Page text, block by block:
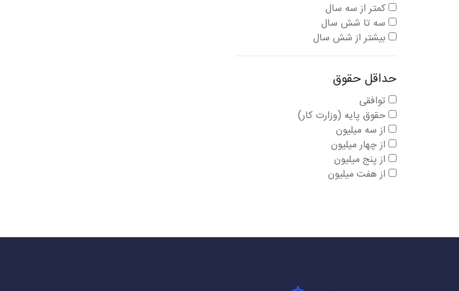
کمتر از سه سال
سه تا شش سال
بیشتر از شش سال
حداقل حقوق
توافقی
حقوق پایه (وزارت کار)
از سه میلیون
از چهار میلیون
از پنج میلیون
از هفت میلیون